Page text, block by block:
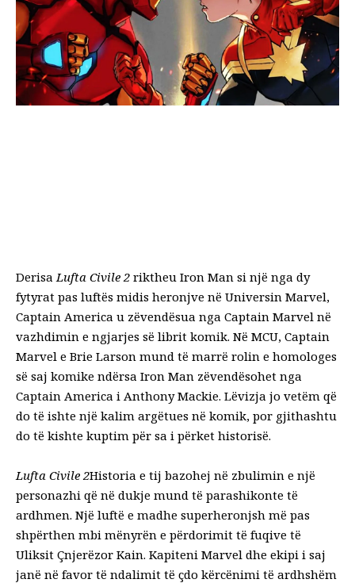
Derisa Lufta Civile 2 riktheu Iron Man si një nga dy
fytyrat pas luftës midis heronjve në Universin Marvel,
Captain America u zëvendësua nga Captain Marvel në
vazhdimin e ngjarjes së librit komik. Në MCU, Captain
Marvel e Brie Larson mund të marrë rolin e homologes
së saj komike ndërsa Iron Man zëvendësohet nga
Captain America i Anthony Mackie. Lëvizja jo vetëm që
do të ishte një kalim argëtues në komik, por gjithashtu
do të kishte kuptim për sa i përket historisë.
Lufta Civile 2Historia e tij bazohej në zbulimin e një
personazhi që në dukje mund të parashikonte të
ardhmen. Një luftë e madhe superheronjsh më pas
shpërthen mbi mënyrën e përdorimit të fuqive të
Uliksit Çnjerëzor Kain. Kapiteni Marvel dhe ekipi i saj
janë në favor të ndalimit të çdo kërcënimi të ardhshëm